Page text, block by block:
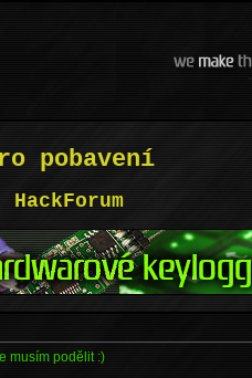
pobavení
HackForum
musím podělit :)